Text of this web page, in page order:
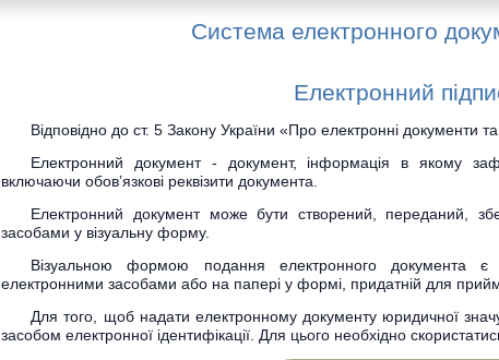
Система електронного
Електронний
Відповідно до ст. 5 Закону України «Про електронні документи
Електронний документ - документ, інформація в якому
включаючи обов’язкові реквізити документа.
Електронний документ може бути створений, переданий,
засобами у візуальну форму.
Візуальною формою подання електронного документа є
електронними засобами або на папері у формі, придатній для
Для того, щоб надати електронному документу юридичної
засобом електронної ідентифікації. Для цього необхідно